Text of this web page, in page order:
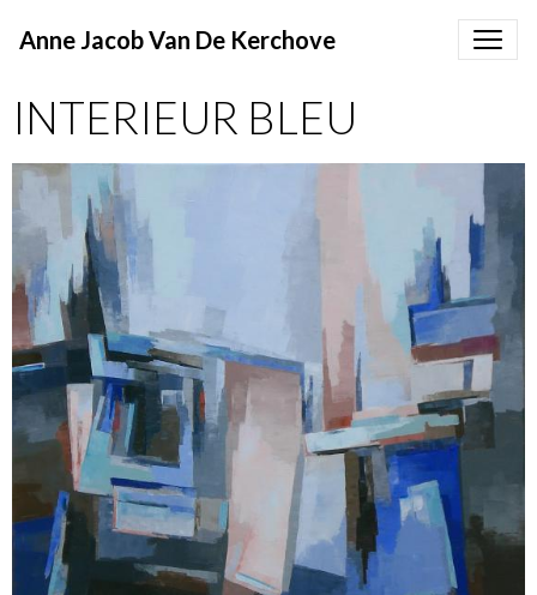
Anne Jacob Van De Kerchove
INTERIEUR BLEU